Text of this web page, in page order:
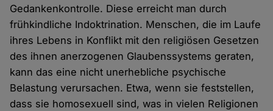
Gedankenkontrolle. Diese erreicht man durch
frühkindliche Indoktrination. Menschen, die im Laufe
ihres Lebens in Konflikt mit den religiösen Gesetzen
des ihnen anerzogenen Glaubenssystems geraten,
kann das eine nicht unerhebliche psychische
Belastung verursachen. Etwa, wenn sie feststellen,
dass sie homosexuell sind, was in vielen Religionen